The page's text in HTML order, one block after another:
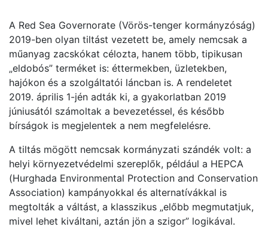
A Red Sea Governorate (Vörös-tenger kormányzóság)
2019-ben olyan tiltást vezetett be, amely nemcsak a
műanyag zacskókat célozta, hanem több, tipikusan
„eldobós” terméket is: éttermekben, üzletekben,
hajókon és a szolgáltatói láncban is. A rendeletet
2019. április 1-jén adták ki, a gyakorlatban 2019
júniusától számoltak a bevezetéssel, és később
bírságok is megjelentek a nem megfelelésre.
A tiltás mögött nemcsak kormányzati szándék volt: a
helyi környezetvédelmi szereplők, például a HEPCA
(Hurghada Environmental Protection and Conservation
Association) kampányokkal és alternatívákkal is
megtolták a váltást, a klasszikus „előbb megmutatjuk,
mivel lehet kiváltani, aztán jön a szigor” logikával.